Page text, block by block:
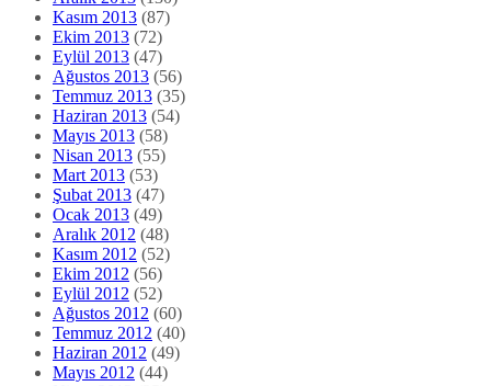
Kasım 2013 (87)
Ekim 2013 (72)
Eylül 2013 (47)
Ağustos 2013 (56)
Temmuz 2013 (35)
Haziran 2013 (54)
Mayıs 2013 (58)
Nisan 2013 (55)
Mart 2013 (53)
Şubat 2013 (47)
Ocak 2013 (49)
Aralık 2012 (48)
Kasım 2012 (52)
Ekim 2012 (56)
Eylül 2012 (52)
Ağustos 2012 (60)
Temmuz 2012 (40)
Haziran 2012 (49)
Mayıs 2012 (44)